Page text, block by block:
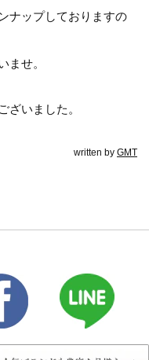
ナップしておりますの
ませ。
ざいました。
written by GMT